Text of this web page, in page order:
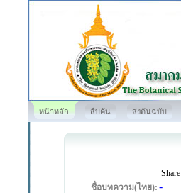
หน้าหลัก สืบค้น ส่งต้นฉบับ
Share
ชื่อบทความ(ไทย): -